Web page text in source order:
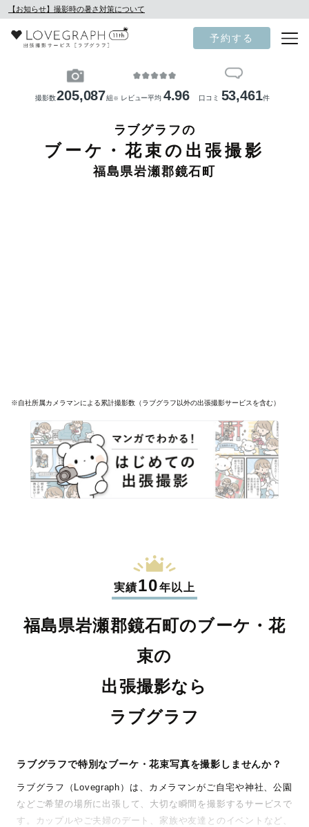
【お知らせ】撮影時の暑さ対策について
予約する
撮影数205,087組 ※ レビュー平均 4.96 口コミ 53,461件
ラブグラフの
ブーケ・花束の出張撮影
福島県岩瀬郡鏡石町
※自社所属カメラマンによる累計撮影数（ラブグラフ以外の出張撮影サービスを含む）
実績10年以上
福島県岩瀬郡鏡石町のブーケ・花
束の
出張撮影なら
ラブグラフ
ラブグラフで特別なブーケ・花束写真を撮影しませんか？
ラブグラフ（Lovegraph）は、カメラマンがご自宅や神社、公園
などご希望の場所に出張して、大切な瞬間を撮影するサービスで
す。カップルやご夫婦のデート、家族や友達とのイベントなど、